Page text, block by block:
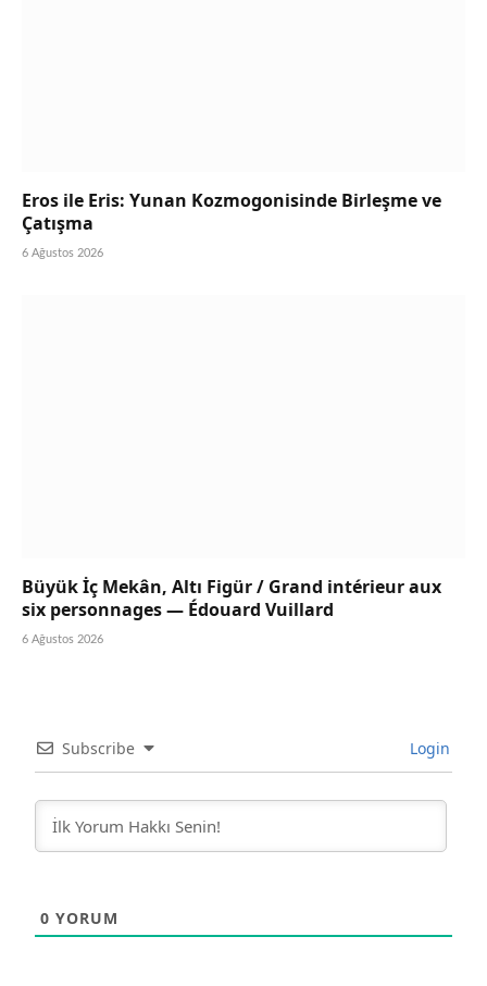
Eros ile Eris: Yunan Kozmogonisinde Birleşme ve
Çatışma
6 Ağustos 2026
Büyük İç Mekân, Altı Figür / Grand intérieur aux
six personnages — Édouard Vuillard
6 Ağustos 2026
Subscribe Login
0 YORUM